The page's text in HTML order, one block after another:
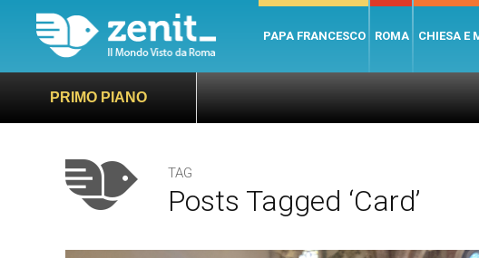
PAPA FRANCESCO ROMA CHIESA E
PRIMO PIANO
TAG
Posts Tagged ‘Card’